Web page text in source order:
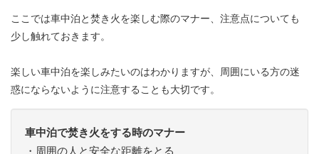
ここでは車中泊と焚き火を楽しむ際のマナー、注意点についても
少し触れておきます。
楽しい車中泊を楽しみたいのはわかりますが、周囲にいる方の迷
惑にならないように注意することも大切です。
車中泊で焚き火をする時のマナー
・周囲の人と安全な距離をとる